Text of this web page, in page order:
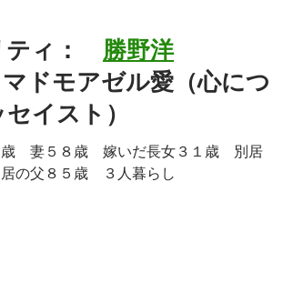
ティ： 勝野洋
ドモアゼル愛（心につ
イスト）
妻５８歳 嫁いだ長女３１歳 別居
の父８５歳 ３人暮らし